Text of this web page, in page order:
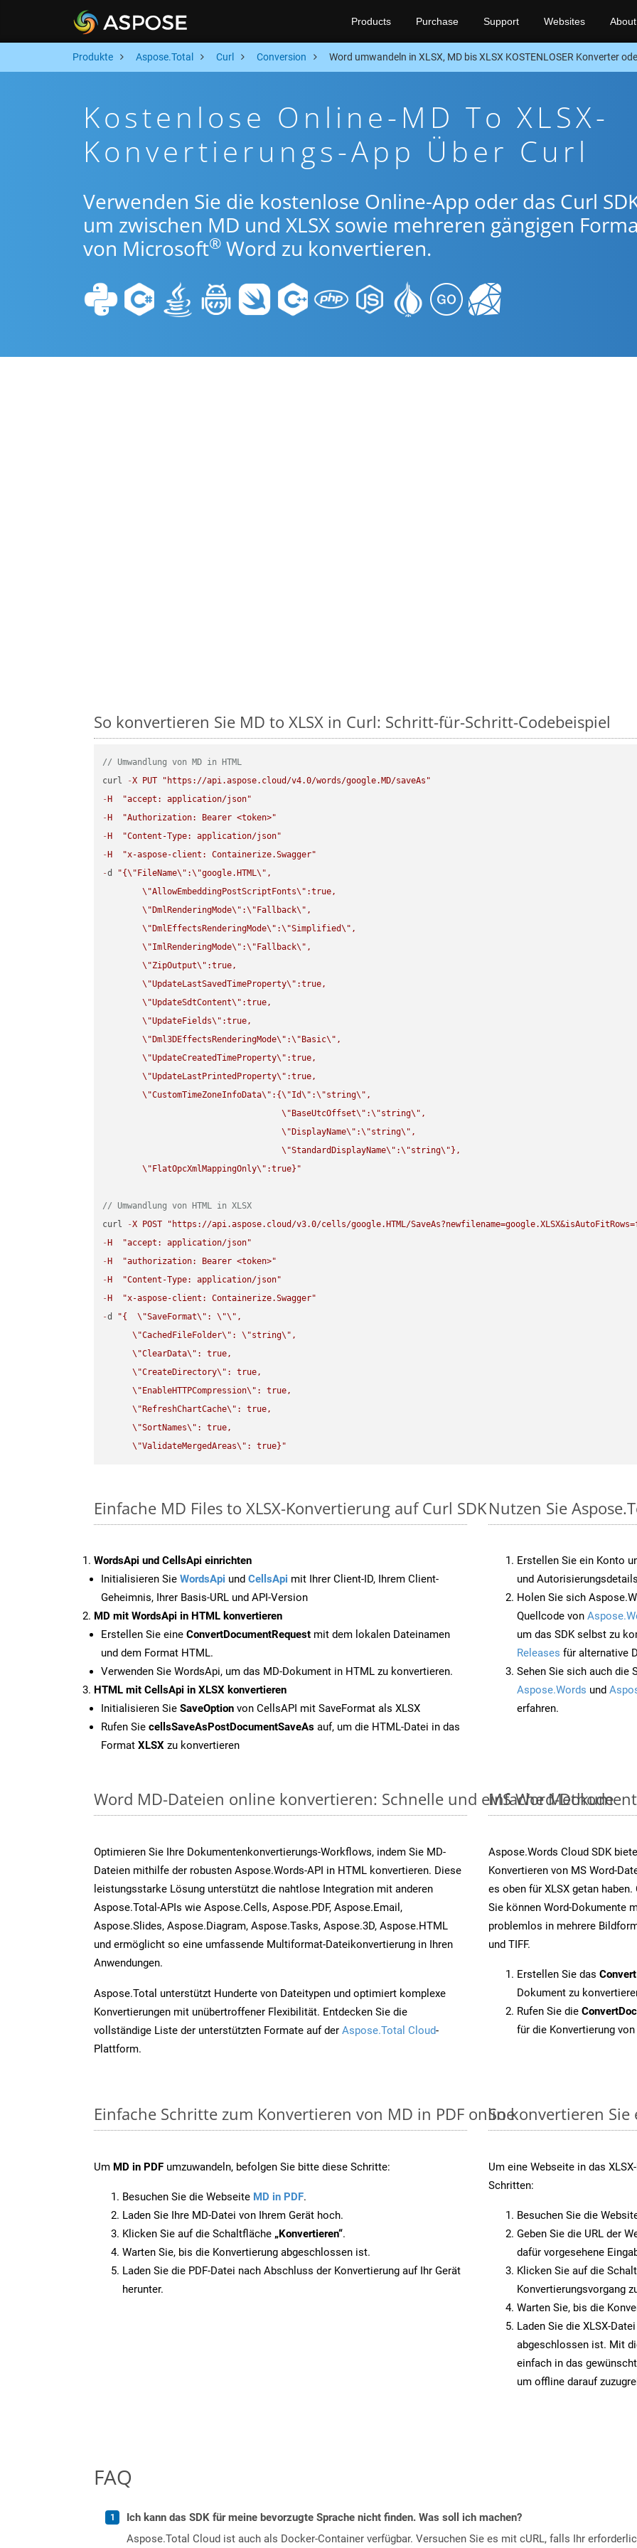
Products Purchase Support Websites About
Produkte Aspose.Total Curl Conversion Word umwandeln in XLSX, MD bis XLSX KOSTENLOSER Konverter
Kostenlose Online-MD To XLSX-
Konvertierungs-App Über Curl
Verwenden Sie die kostenlose Online-App oder das Curl
um zwischen MD und XLSX sowie mehreren gängigen
von Microsoft® Word zu konvertieren.
So konvertieren Sie MD to XLSX in Curl: Schritt-für-Schritt-Codebeispiel
// Umwandlung von MD in HTML
curl
-X PUT
"https://api.aspose.cloud/v4.0/words/google.MD/saveAs"
- H
"accept: application/json"
- H
"Authorization: Bearer <token>"
- H
"Content-Type: application/json"
- H
"x-aspose-client: Containerize.Swagger"
-d "{\" FileName\" :\"google.HTML\" ,
\"AllowEmbeddingPostScriptFonts\" :true,
\" DmlRenderingMode\" :\" Fallback\" ,
\" DmlEffectsRenderingMode\" :\"Simplified\" ,
\"ImlRenderingMode\" :\" Fallback\" ,
\"ZipOutput\" :true,
\"UpdateLastSavedTimeProperty\" :true,
\"UpdateSdtContent\" :true,
\"UpdateFields\" :true,
\" Dml3DEffectsRenderingMode\" :\" Basic\" ,
\"UpdateCreatedTimeProperty\" :true,
\"UpdateLastPrintedProperty\" :true,
\"CustomTimeZoneInfoData\" :{\"Id\" :\"string\" ,
\" BaseUtcOffset\" :\"string\" ,
\" DisplayName\" :\"string\" ,
\"StandardDisplayName\" :\"string\" },
\" FlatOpcXmlMappingOnly\" :true}"
// Umwandlung von HTML in XLSX
curl
-X POST
"https://api.aspose.cloud/v3.0/cells/google.HTML/
- H
"accept: application/json"
- H
"authorization: Bearer <token>"
- H
"Content-Type: application/json"
- H
"x-aspose-client: Containerize.Swagger"
-d "{ \"SaveFormat\" : \"\" ,
\"CachedFileFolder\" : \"string\" ,
\"ClearData\" : true,
\"CreateDirectory\" : true,
\" EnableHTTPCompression\" : true,
\" RefreshChartCache\" : true,
\"SortNames\" : true,
\"ValidateMergedAreas\" : true}"
Einfache MD Files to XLSX-Konvertierung auf Curl SDK
WordsApi und CellsApi einrichten
Initialisieren Sie WordsApi und CellsApi mit Ihrer Client-ID, Ihrem Client-
Geheimnis, Ihrer Basis-URL und API-Version
MD mit WordsApi in HTML konvertieren
Erstellen Sie eine ConvertDocumentRequest mit dem lokalen Dateinamen
und dem Format HTML.
Verwenden Sie WordsApi, um das MD-Dokument in HTML zu konvertieren.
HTML mit CellsApi in XLSX konvertieren
Initialisieren Sie SaveOption von CellsAPI mit SaveFormat als XLSX
Rufen Sie cellsSaveAsPostDocumentSaveAs auf, um die HTML-Datei in das
Format XLSX zu konvertieren
Nutzen Sie
Erstellen Sie ein Konto
und
Holen Sie sich
Quellcode von
um das SDK selbst zu
Releases für alternative
Sehen Sie sich auch die
Aspose.Words und
erfahren.
Word MD-Dateien online konvertieren: Schnelle und einfache Methode
Optimieren Sie Ihre Dokumentenkonvertierungs-Workflows, indem Sie MD-
Dateien mithilfe der robusten Aspose.Words-API in HTML konvertieren. Diese
leistungsstarke Lösung unterstützt die nahtlose Integration mit anderen
Aspose.Total-APIs wie Aspose.Cells, Aspose.PDF, Aspose.Email,
Aspose.Slides, Aspose.Diagram, Aspose.Tasks, Aspose.3D, Aspose.HTML
und ermöglicht so eine umfassende Multiformat-Dateikonvertierung in Ihren
Anwendungen.
Aspose.Total unterstützt Hunderte von Dateitypen und optimiert komplexe
Konvertierungen mit unübertroffener Flexibilität. Entdecken Sie die
vollständige Liste der unterstützten Formate auf der Aspose.Total Cloud-
Plattform.
MS Word-
Aspose.Words Cloud SDK
Konvertieren von MS Word-
es oben für XLSX getan haben.
Sie können Word-Dokumente
problemlos in mehrere
und TIFF.
Erstellen Sie das
Dokument zu
Rufen Sie die
für die Konvertierung
Einfache Schritte zum Konvertieren von MD in PDF online
Um MD in PDF umzuwandeln, befolgen Sie bitte diese Schritte:
Besuchen Sie die Webseite MD in PDF.
Laden Sie Ihre MD-Datei von Ihrem Gerät hoch.
Klicken Sie auf die Schaltfläche „Konvertieren“.
Warten Sie, bis die Konvertierung abgeschlossen ist.
Laden Sie die PDF-Datei nach Abschluss der Konvertierung auf Ihr Gerät
herunter.
So konvertieren Sie
Um eine Webseite in das
Schritten:
Besuchen Sie die
Geben Sie die URL der
dafür vorgesehene
Klicken Sie auf die
Konvertierungsvorgang
Warten Sie, bis die
Laden Sie die XLSX-
abgeschlossen ist. Mit
einfach in das
um offline darauf
FAQ
Ich kann das SDK für meine bevorzugte Sprache nicht finden. Was soll ich machen?
Aspose.Total Cloud ist auch als Docker-Container verfügbar. Versuchen Sie es mit cURL, falls Ihr